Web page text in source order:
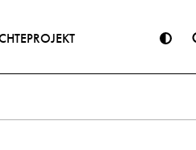
PROJEKT